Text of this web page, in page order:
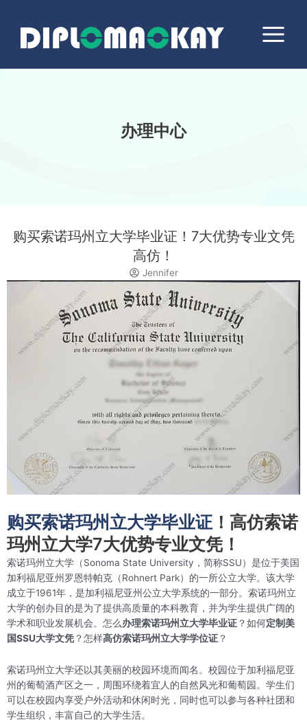
Menu
办理中心
购买索诺玛州立大学毕业证！7大优势专业文凭
高仿！
Jennifer
购买索诺玛州立大学毕业证！高仿索诺
玛州立大学7大优势专业文凭！
索诺玛州立大学（Sonoma State University，简称SSU）是位于美国
加利福尼亚州罗恩特帕克（Rohnert Park）的一所公立大学。该大学
成立于1961年，是加利福尼亚州公立大学系统的一部分。索诺玛州立
大学的创办目的是为了提供高质量的本科教育，并为学生提供广阔的
学术和职业发展机会。怎么办理索诺玛州立大学毕业证 ？如何定制美
国SSU大学文凭 ？怎样高仿索诺玛州立大学学位证 ？
索诺玛州立大学还以其美丽的校园环境而闻名。校园位于加利福尼亚
州的葡萄酒产区之一，周围环绕着宜人的自然风光和葡萄园。学生们
可以在校园内享受户外活动和休闲时光，同时也可以参与各种社团和
学生组织，丰富自己的大学生活。